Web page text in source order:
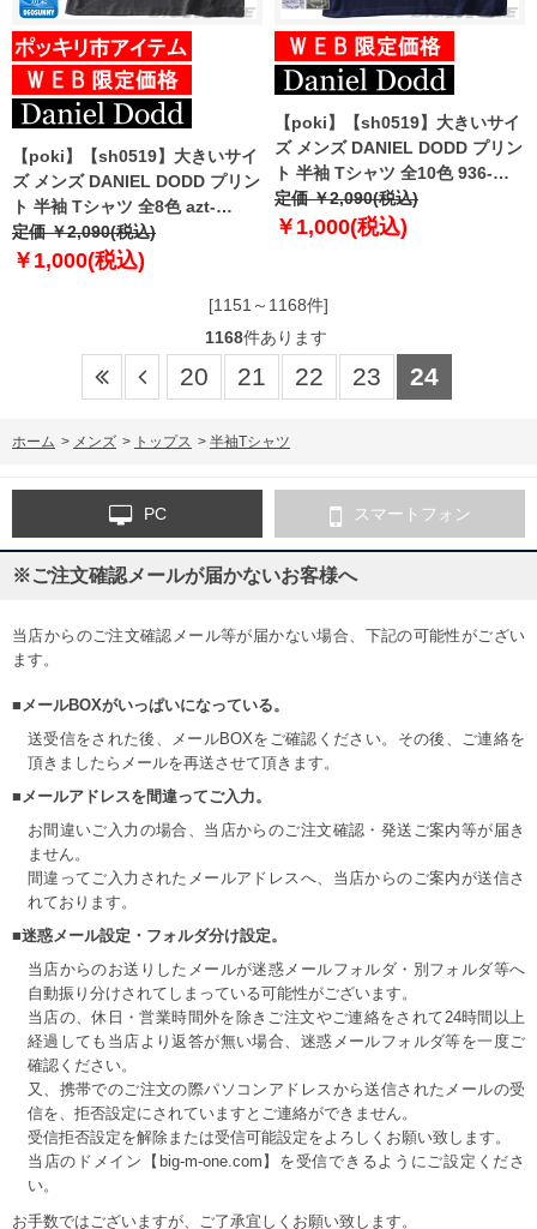
【poki】【sh0519】大きいサイ
ズ メンズ DANIEL DODD プリン
ト 半袖 Tシャツ 全8色 azt-
2202pt5
定価 ￥2,090(税込)
￥1,000(税込)
【poki】【sh0519】大きいサイ
ズ メンズ DANIEL DODD プリン
ト 半袖 Tシャツ 全10色 936-
t2202pt4
定価 ￥2,090(税込)
￥1,000(税込)
[1151～1168件]
1168件あります
20 21 22 23 24
ホーム > メンズ > トップス > 半袖Tシャツ
PC スマートフォン
※ご注文確認メールが届かないお客様へ
当店からのご注文確認メール等が届かない場合、下記の可能性がござい
ます。
■メールBOXがいっぱいになっている。
送受信をされた後、メールBOXをご確認ください。その後、ご連絡を
頂きましたらメールを再送させて頂きます。
■メールアドレスを間違ってご入力。
お間違いご入力の場合、当店からのご注文確認・発送ご案内等が届き
ません。
間違ってご入力されたメールアドレスへ、当店からのご案内が送信さ
れております。
■迷惑メール設定・フォルダ分け設定。
当店からのお送りしたメールが迷惑メールフォルダ・別フォルダ等へ
自動振り分けされてしまっている可能性がございます。
当店の、休日・営業時間外を除きご注文やご連絡をされて24時間以上
経過しても当店より返答が無い場合、迷惑メールフォルダ等を一度ご
確認ください。
又、携帯でのご注文の際パソコンアドレスから送信されたメールの受
信を、拒否設定にされていますとご連絡ができません。
受信拒否設定を解除または受信可能設定をよろしくお願い致します。
当店のドメイン【big-m-one.com】を受信できるようにご設定くださ
い。
お手数ではございますが、ご了承宜しくお願い致します。